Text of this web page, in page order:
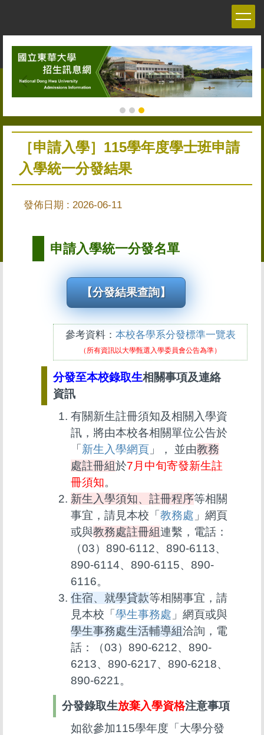
主
［申請入學］115學年度學士班申請
入學統一分發結果
發佈日期 : 2026-06-11
申請入學統一分發名單
【分發結果查詢】
參考資料： 本校各學系分發標準一覽表
（所有資訊以大學甄選入學委員會公告為準）
分發至本校錄取生相關事項及連絡
資訊
有關新生註冊須知及相關入學資
訊，將由本校各相關單位公告於
「新生入學網頁 」， 並由教務
處註冊組於7月中旬寄發新生註
冊須知。
新生入學須知、註冊程序等相關
事宜，請見本校「教務處 」網頁
或與教務處註冊組連繫，電話：
（03）890-6112、890-6113、
890-6114、890-6115、890-
6116。
住宿、就學貸款等相關事宜，請
見本校「學生事務處 」網頁或與
學生事務處生活輔導組洽詢，電
話：（03）890-6212、890-
6213、890-6217、890-6218、
890-6221。
分發錄取生放棄入學資格注意事項
如欲參加115學年度「大學分發